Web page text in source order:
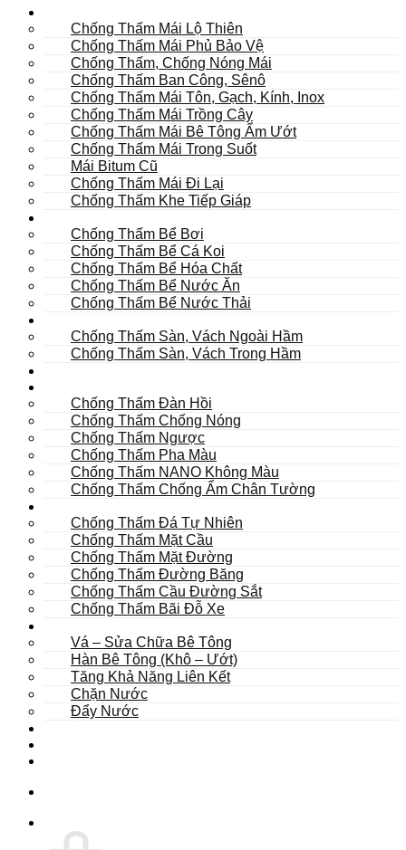
Chống Thấm Mái Lộ Thiên
Chống Thấm Mái Phủ Bảo Vệ
Chống Thấm, Chống Nóng Mái
Chống Thấm Ban Công, Sênô
Chống Thấm Mái Tôn, Gạch, Kính, Inox
Chống Thấm Mái Trồng Cây
Chống Thấm Mái Bê Tông Ẩm Ướt
Chống Thấm Mái Trong Suốt
Mái Bitum Cũ
Chống Thấm Mái Đi Lại
Chống Thấm Khe Tiếp Giáp
Chống Thấm Bể Bơi
Chống Thấm Bể Cá Koi
Chống Thấm Bể Hóa Chất
Chống Thấm Bể Nước Ăn
Chống Thấm Bể Nước Thải
Chống Thấm Sàn, Vách Ngoài Hầm
Chống Thấm Sàn, Vách Trong Hầm
Chống Thấm Đàn Hồi
Chống Thấm Chống Nóng
Chống Thấm Ngược
Chống Thấm Pha Màu
Chống Thấm NANO Không Màu
Chống Thấm Chống Ẩm Chân Tường
Chống Thấm Đá Tự Nhiên
Chống Thấm Mặt Cầu
Chống Thấm Mặt Đường
Chống Thấm Đường Băng
Chống Thấm Cầu Đường Sắt
Chống Thấm Bãi Đỗ Xe
Vá – Sửa Chữa Bê Tông
Hàn Bê Tông (Khô – Ướt)
Tăng Khả Năng Liên Kết
Chặn Nước
Đẩy Nước